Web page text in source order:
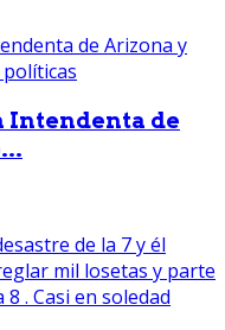
Intendenta de